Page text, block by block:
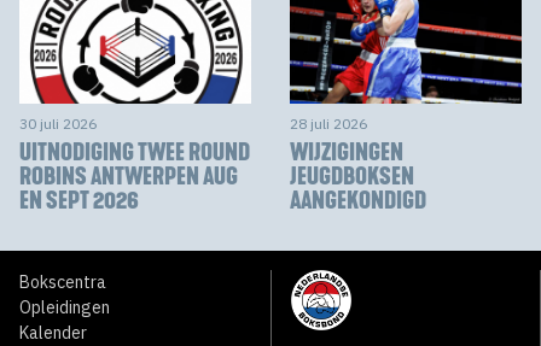
30 juli 2026
UITNODIGING TWEE ROUND
ROBINS ANTWERPEN AUG
EN SEPT 2026
28 juli 2026
WIJZIGINGEN
JEUGDBOKSEN
AANGEKONDIGD
Bokscentra
Opleidingen
Kalender